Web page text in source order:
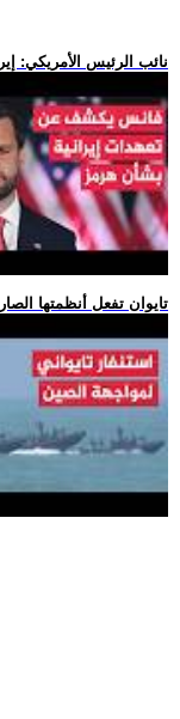
.. نائب الرئيس الأمريكي:
.. تايوان تفعل أنظمتها